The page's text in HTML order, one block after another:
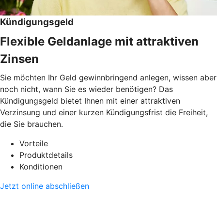
Kündigungsgeld
Flexible Geldanlage mit attraktiven
Zinsen
Sie möchten Ihr Geld gewinnbringend anlegen, wissen aber
noch nicht, wann Sie es wieder benötigen? Das
Kündigungsgeld bietet Ihnen mit einer attraktiven
Verzinsung und einer kurzen Kündigungsfrist die Freiheit,
die Sie brauchen.
Vorteile
Produktdetails
Konditionen
Jetzt online abschließen